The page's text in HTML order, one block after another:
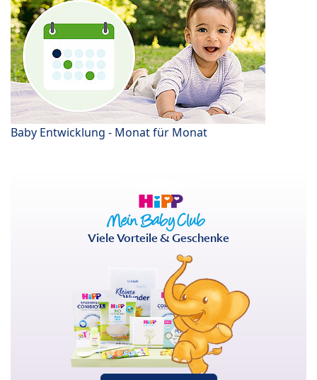
Baby Entwicklung - Monat für Monat
Viele Vorteile & Geschenke